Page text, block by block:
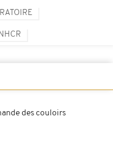
des couloirs